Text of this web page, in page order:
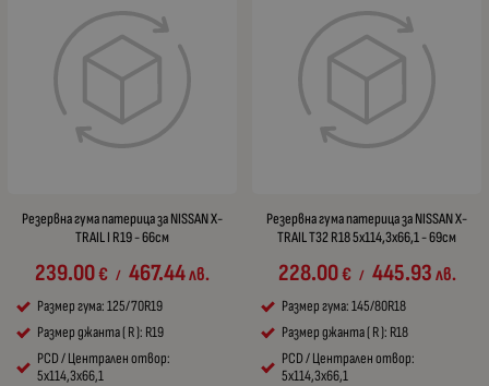
Резервна гума патерица за NISSAN X-
TRAIL I R19 - 66см
239.00€ / 467.44лв.
Размер гума: 125/70R19
Размер джанта ( R ): R19
PCD / Централен отвор:
5x114,3x66,1
Резервна гума патерица за NISSAN X-
TRAIL T32 R18 5x114,3x66,1 - 69см
228.00€ / 445.93лв.
Размер гума: 145/80R18
Размер джанта ( R ): R18
PCD / Централен отвор:
5x114,3x66,1